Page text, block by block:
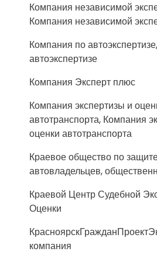
Компания независимой
Компания независимой
Компания по
автоэкспертизе
Компания Эксперт плюс
Компания экспертизы и
автотранспорта, Компания
оценки автотранспорта
Краевое общество по
автовладельцев,
Краевой Центр Судебной
Оценки
компания